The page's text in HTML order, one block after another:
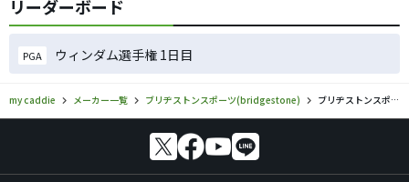
リーダーボード
PGA ウィンダム選手権 1日目
my caddie メーカー一覧 ブリヂストンスポーツ(bridgestone) ブリヂストンスポーツ(bridgestone)／BRIDGESTONE GOLF J015のゴルフギアの口コミ評価